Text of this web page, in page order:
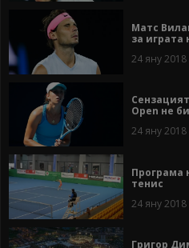
Матс
за играта
24 яну
Open не
24 яну
Програма
тенис
24 яну
Григор